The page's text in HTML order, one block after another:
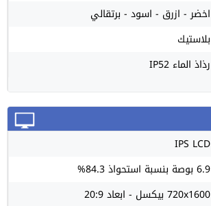
اخضر - ازرق - اسود - برتقالي
بلاستيك
رذاذ الماء IP52
IPS LCD
6.9 بوصة بنسبة استحواذ 84.3%
720x1600 بيكسل - ابعاد 20:9